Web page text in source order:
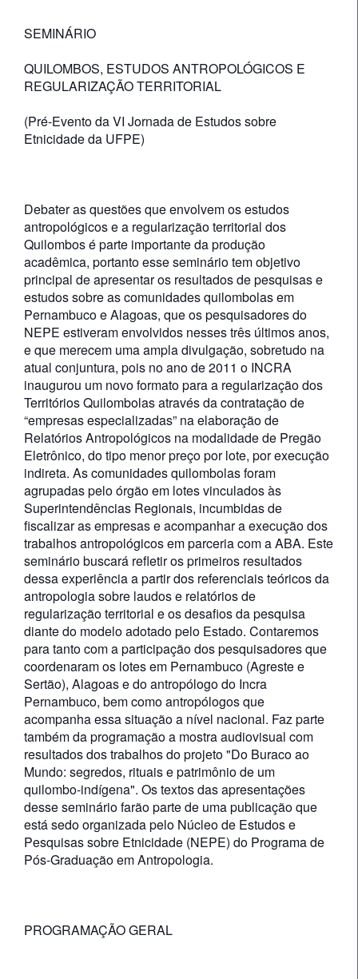
SEMINÁRIO
QUILOMBOS, ESTUDOS ANTROPOLÓGICOS E
REGULARIZAÇÃO TERRITORIAL
(Pré-Evento da VI Jornada de Estudos sobre
Etnicidade da UFPE)
Debater as questões que envolvem os estudos
antropológicos e a regularização territorial dos
Quilombos é parte importante da produção
acadêmica, portanto esse seminário tem objetivo
principal de apresentar os resultados de pesquisas e
estudos sobre as comunidades quilombolas em
Pernambuco e Alagoas, que os pesquisadores do
NEPE estiveram envolvidos nesses três últimos anos,
e que merecem uma ampla divulgação, sobretudo na
atual conjuntura, pois no ano de 2011 o INCRA
inaugurou um novo formato para a regularização dos
Territórios Quilombolas através da contratação de
“empresas especializadas” na elaboração de
Relatórios Antropológicos na modalidade de Pregão
Eletrônico, do tipo menor preço por lote, por execução
indireta. As comunidades quilombolas foram
agrupadas pelo órgão em lotes vinculados às
Superintendências Regionais, incumbidas de
fiscalizar as empresas e acompanhar a execução dos
trabalhos antropológicos em parceria com a ABA. Este
seminário buscará refletir os primeiros resultados
dessa experiência a partir dos referenciais teóricos da
antropologia sobre laudos e relatórios de
regularização territorial e os desafios da pesquisa
diante do modelo adotado pelo Estado. Contaremos
para tanto com a participação dos pesquisadores que
coordenaram os lotes em Pernambuco (Agreste e
Sertão), Alagoas e do antropólogo do Incra
Pernambuco, bem como antropólogos que
acompanha essa situação a nível nacional. Faz parte
também da programação a mostra audiovisual com
resultados dos trabalhos do projeto "Do Buraco ao
Mundo: segredos, rituais e patrimônio de um
quilombo-indígena". Os textos das apresentações
desse seminário farão parte de uma publicação que
está sedo organizada pelo Núcleo de Estudos e
Pesquisas sobre Etnicidade (NEPE) do Programa de
Pós-Graduação em Antropologia.
PROGRAMAÇÃO GERAL